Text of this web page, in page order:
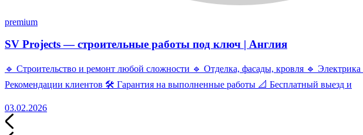
premium
SV Projects — строительные работы под ключ | Англия
🔹 Строительство и ремонт любой сложности 🔹 Отделка, фасады, кровля 🔹
Рекомендации клиентов 🛠 Гарантия на выполненные работы 📐 Бесплатный выезд и
03.02.2026